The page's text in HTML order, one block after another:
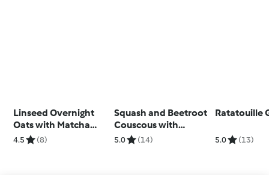
Linseed Overnight
Oats with Matcha
Yoghurt
4.5 (8)
Squash and Beetroot
Couscous with
Chickpeas and Tahini
5.0 (14)
Ratatouille
5.0 (13)